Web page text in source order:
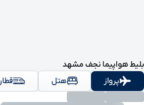
بلیط هواپیما نجف مشهد
پرواز
هتل قطار